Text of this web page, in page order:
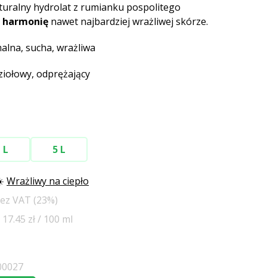
hydrolat z rumianku pospolitego
harmonię nawet najbardziej wrażliwej skórze.
sucha, wrażliwa
odprężający
L 5 L
Wrażliwy na ciepło
VAT (23%)
zł / 100 ml